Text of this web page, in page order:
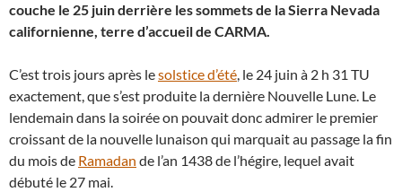
couche le 25 juin derrière les sommets de la Sierra Nevada
californienne, terre d’accueil de CARMA.
C’est trois jours après lesolstice d’été, le 24 juin à 2 h 31 TU
exactement, que s’est produite la dernière Nouvelle Lune. Le
lendemain dans la soirée on pouvait donc admirer le premier
croissant de la nouvelle lunaison qui marquait au passage la fin
du mois de Ramadan de l’an 1438 de l’hégire, lequel avait
débuté le 27 mai.